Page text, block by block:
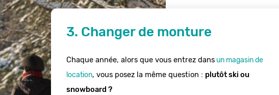
3. Changer de monture
Chaque année, alors que vous entrez dans un magasin de
location, vous posez la même question : plutôt ski ou
snowboard ?